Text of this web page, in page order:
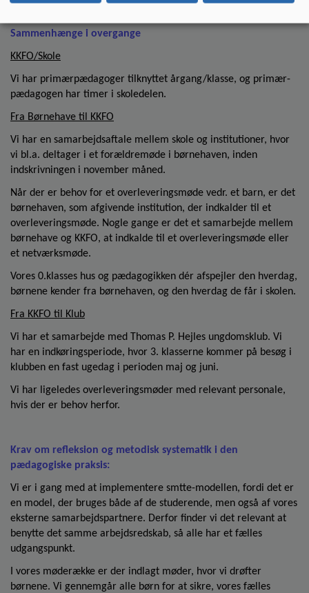
Sammenhænge i overgange
KKFO/Skole
Vi har primærpædagoger tilknyttet årgang/klasse, og primær-
pædagogen har timer i skoledelen.
Fra Børnehave til KKFO
Vi har en samarbejdsaftale mellem skole og institutioner, hvor
vi bl.a. deltager i et forældremøde i børnehaven, inden
indskrivningen i november måned.
Når der er behov for et overleveringsmøde vedr. et barn, er det
børnehaven, som afgivende institution, der indkalder til et
overleveringsmøde. Nogle gange er det et samarbejde mellem
børnehave og KKFO, at indkalde til et overleveringsmøde eller
et netværksmøde.
Vores 0.klasses hus og pædagogikken dér afspejler den hverdag,
børnene kender fra børnehaven, og den hverdag de får i skolen.
Fra KKFO til Klub
Vi har et samarbejde med Thomas P. Hejles ungdomsklub. Vi
har en indkøringsperiode, hvor 3. klasserne kommer på besøg i
klubben en fast ugedag i perioden maj og juni.
Vi har ligeledes overleveringsmøder med relevant personale,
hvis der er behov herfor.
Krav om refleksion og metodisk systematik i den
pædagogiske praksis:
Vi er i gang med at implementere smtte-modellen, fordi det er
en model, der bruges både af de studerende, men også af vores
eksterne samarbejdspartnere. Derfor finder vi det relevant at
benytte det samme arbejdsredskab, så alle har et fælles
udgangspunkt.
I vores møderække er der indlagt møder, hvor vi drøfter
børnene. Vi gennemgår alle børn for at sikre, vores fælles